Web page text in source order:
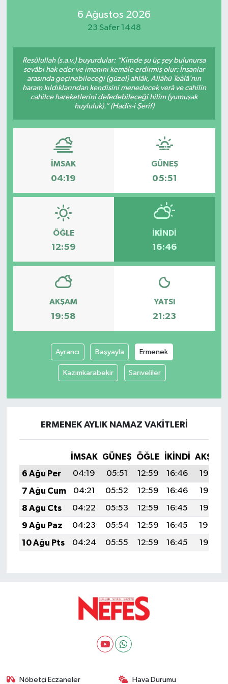
6 Ağustos 2026
23 Safer 1448
Resûlullah (s.a.v.) buyurdular: “Kimde şu üç şey bulunursa
sevâbı hak eder ve imanını kemâle erdirmiş olur: İnsanlar
arasında geçinebileceği (güzel) ahlâk, Allâhü Teâlâ’nın
haram kıldıklarından kendisini menedecek verâ ve cahilin
cahilce hareketlerini defedebileceği hilim (yumuşak
huyluluk).” (Hadis-i Şerif)
İMSAK
04:19
GÜNEŞ
05:51
ÖĞLE
12:59
İKINDI
16:46
AKŞAM
19:58
YATSI
21:23
Ayrancı Başyayla Ermenek
Kazımkarabekir Sarıveliler
ERMENEK AYLIK NAMAZ VAKITLERI
İMSAK GÜNEŞ ÖĞLE İKINDI
AKŞAM
6 Ağu Per
04:19 05:51 12:59 16:46
19:58
7 Ağu Cum
04:21 05:52 12:59 16:46
19:57
8 Ağu Cts
04:22 05:53 12:59 16:45
19:56
9 Ağu Paz
04:23 05:54 12:59 16:45
19:54
10 Ağu Pts
04:24 05:55 12:59 16:45 19:53
Nöbetçi Eczaneler Hava Durumu